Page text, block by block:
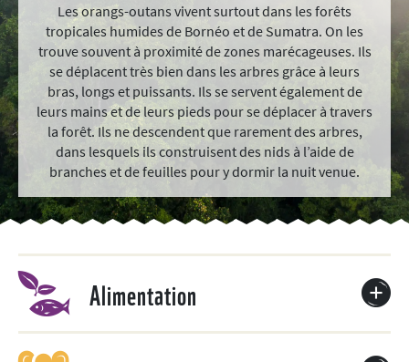
Les orangs-outans vivent surtout dans les forêts
tropicales humides de Bornéo et de Sumatra. On les
trouve souvent à proximité de zones marécageuses. Ils
se déplacent très bien dans les arbres grâce à leurs
bras, longs et puissants. Ils se servent également de
leurs mains et de leurs pieds pour se déplacer à travers
la forêt. Ils ne descendent que rarement des arbres,
dans lesquels ils construisent des nids à l’aide de
branches et de feuilles pour y dormir la nuit venue.
Alimentation